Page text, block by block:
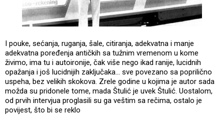
I pouke, sećanja, ruganja, šale, citiranja, adekvatna i manje
adekvatna poređenja antičkih sa tužnim vremenom u kome
živimo, ima tu i autoironije, čak više nego ikad ranije, lucidnih
opažanja i još lucidnijih zaključaka... sve povezano sa poprilično
uspeha, bez velikih skokova. Zrele godine u kojima je autor sada
možda su pridonele tome, mada Štulić je uvek Štulić. Uostalom,
od prvih intervjua proglasili su ga veštim sa rečima, ostalo je
povijest, što bi se reklo